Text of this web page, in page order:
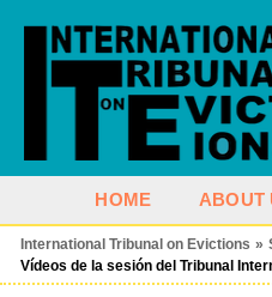
HOME ABOUT
International Tribunal on Evictions »
Vídeos de la sesión del Tribunal